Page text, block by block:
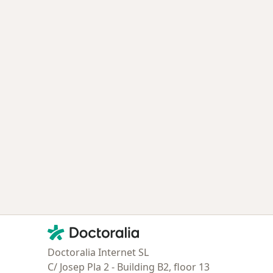
Contacto
Doctoralia - Página de inicio
Doctoralia Internet SL
C/ Josep Pla 2 - Building B2, floor 13